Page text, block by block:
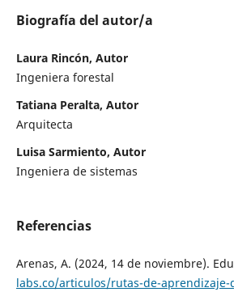
Biografía del autor/a
Laura Rincón, Autor
Ingeniera forestal
Tatiana Peralta, Autor
Arquitecta
Luisa Sarmiento, Autor
Ingeniera de sistemas
Referencias
Arenas, A. (2024, 14 de noviembre).
labs.co/articulos/rutas-de-aprendizaje-